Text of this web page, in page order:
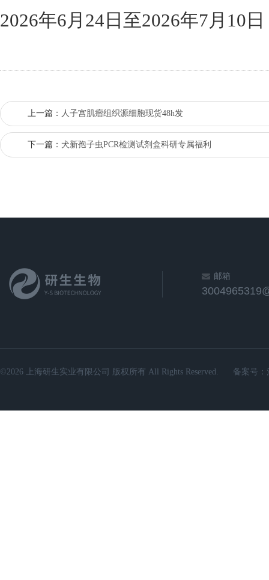
2026年6月24日至2026年7月10日
上一篇： 人子宫肌瘤组织源细胞现货48h发
下一篇： 犬新孢子虫PCR检测试剂盒科研专属福利
邮箱
©2026 上海研生实业有限公司 版权所有 All Rights Reserved. 备案号：